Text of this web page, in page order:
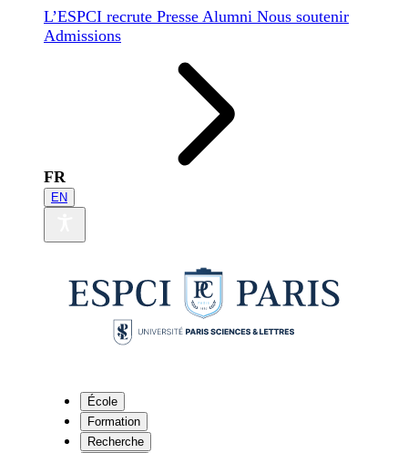
L’ESPCI recrute Presse Alumni Nous soutenir
Admissions
FR
EN
École
Formation
Recherche